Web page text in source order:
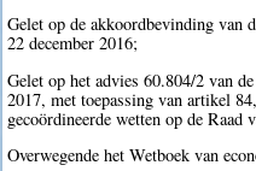
Gelet op de akkoordbevinding van
22 december 2016;
Gelet op het advies 60.804/2 van
2017, met toepassing van artikel
gecoördineerde wetten op de Raad
Overwegende het Wetboek van